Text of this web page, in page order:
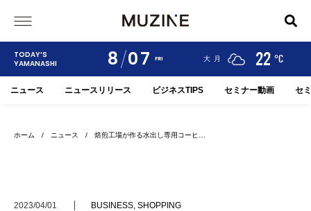
TODAY’S
YAMANASHI
8 07 FRI
甲府 河口湖 大月 22 °C
ニュース ニュースリリース ビジネスTIPS セミナー動画 セ
ホーム / ニュース / 焙煎工場が作る水出し専用コーヒ…
2023/04/01 BUSINESS, SHOPPING